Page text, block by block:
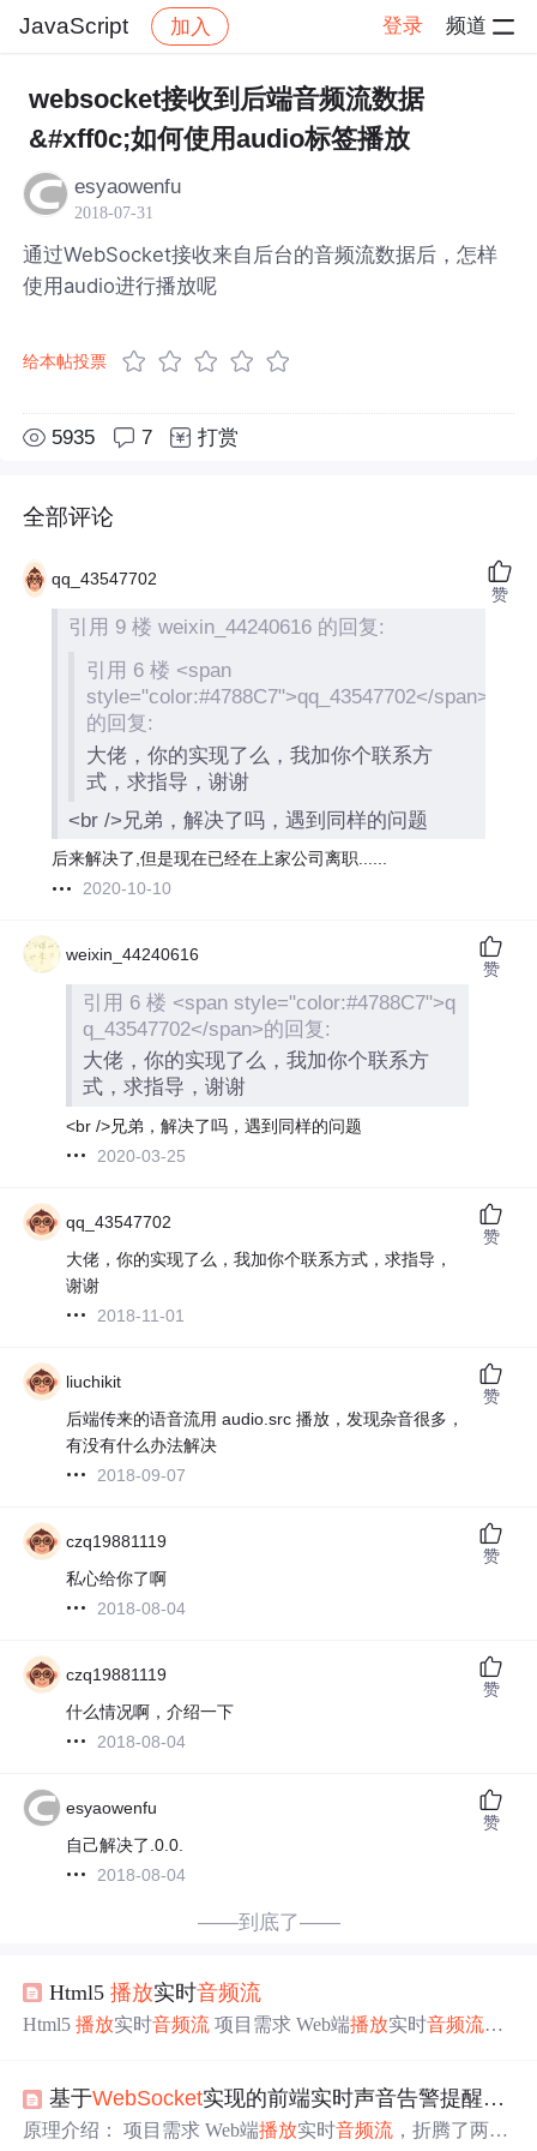
JavaScript 加入 登录 频道
JavaScript 帖子详情
websocket接收到后端音频流数据
&#xff0c;如何使用audio标签播放
esyaowenfu
2018-07-31
通过WebSocket接收来自后台的音频流数据后，怎样
使用audio进行播放呢
给本帖投票
5935 7 打赏
全部评论
qq_43547702
引用 9 楼 weixin_44240616 的回复:
引用 6 楼 <span
style="color:#4788C7">qq_43547702</span>
的回复:
大佬，你的实现了么，我加你个联系方
式，求指导，谢谢
<br />兄弟，解决了吗，遇到同样的问题
后来解决了,但是现在已经在上家公司离职......
2020-10-10
赞
weixin_44240616
引用 6 楼 <span style="color:#4788C7">q
q_43547702</span>的回复:
大佬，你的实现了么，我加你个联系方
式，求指导，谢谢
<br />兄弟，解决了吗，遇到同样的问题
2020-03-25
赞
qq_43547702
大佬，你的实现了么，我加你个联系方式，求指导，
谢谢
2018-11-01
赞
liuchikit
后端传来的语音流用 audio.src 播放，发现杂音很多，
有没有什么办法解决
2018-09-07
赞
czq19881119
私心给你了啊
2018-08-04
赞
czq19881119
什么情况啊，介绍一下
2018-08-04
赞
esyaowenfu
自己解决了.0.0.
2018-08-04
赞
——到底了——
Html5播放实时音频流
Html5播放实时音频流 项目需求 Web端播放实时音频流，
播放MP3格式，服务端将实时音频流编码成MP3格式 通过
Http方式传给Web端即可，前端代码如下所示： 1 2 3 4 5 6
基于WebSocket实现的前端实时声音告警提醒功能
原理介绍： 项目需求 Web端播放实时音频流 ，折腾了两天